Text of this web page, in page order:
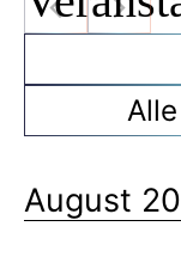
August